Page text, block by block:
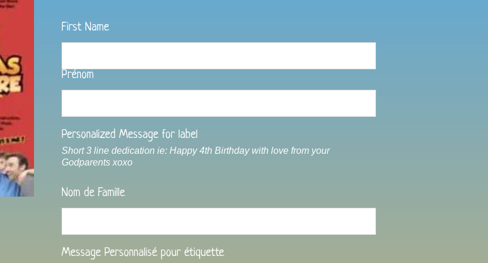
First Name
Prénom
Personalized Message for label
Short 3 line dedication ie: Happy 4th Birthday with love from your
Godparents xoxo
Nom de Famille
Message Personnalisé pour étiquette
L'Aventure
de
Noël-
Personnalisé